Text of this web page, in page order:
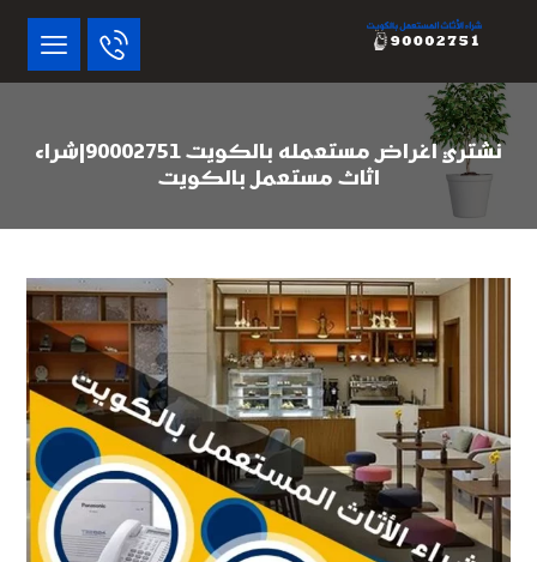
نشتري اغراض مستعمله بالكويت 90002751|شراء
اثاث مستعمل بالكويت